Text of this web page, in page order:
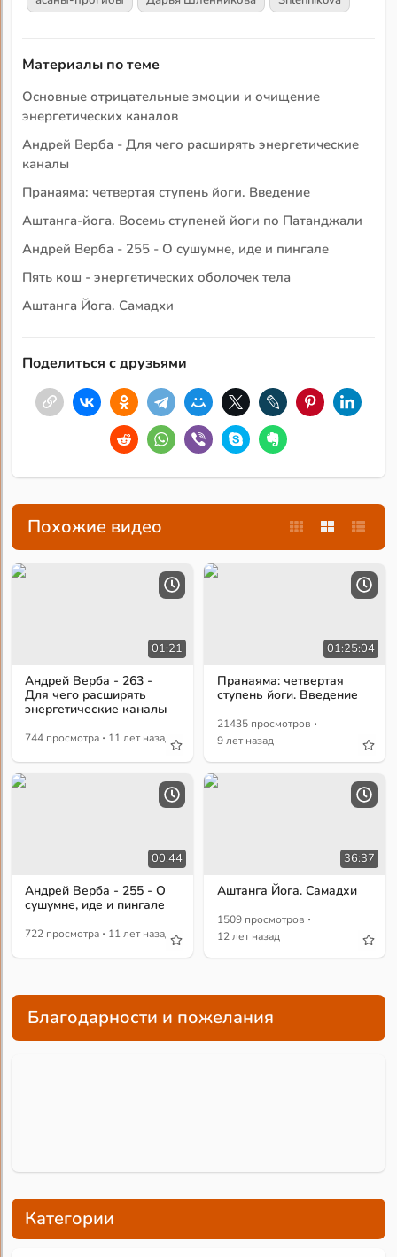
Материалы по теме
Основные отрицательные эмоции и очищение
энергетических каналов
Андрей Верба - Для чего расширять энергетические
каналы
Пранаяма: четвертая ступень йоги. Введение
Аштанга-йога. Восемь ступеней йоги по Патанджали
Андрей Верба - 255 - О сушумне, иде и пингале
Пять кош - энергетических оболочек тела
Аштанга Йога. Самадхи
Поделиться с друзьями
Похожие видео
01:21
Андрей Верба - 263 -
Для чего расширять
энергетические каналы
744 просмотра · 11 лет назад
01:25:04
Пранаяма: четвертая
ступень йоги. Введение
21435 просмотров ·
9 лет назад
00:44
Андрей Верба - 255 - О
сушумне, иде и пингале
722 просмотра · 11 лет назад
36:37
Аштанга Йога. Самадхи
1509 просмотров ·
12 лет назад
Благодарности и пожелания
Категории